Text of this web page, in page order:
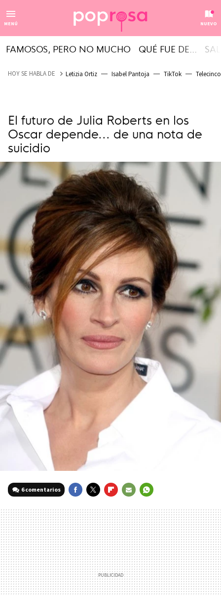
MENÚ NUEVO
FAMOSOS, PERO NO MUCHO QUÉ FUE DE...
HOY SE HABLA DE Letizia Ortiz Isabel Pantoja TikTok Telecinco
El futuro de Julia Roberts en los
Oscar depende... de una nota de
suicidio
6 comentarios
MAIL